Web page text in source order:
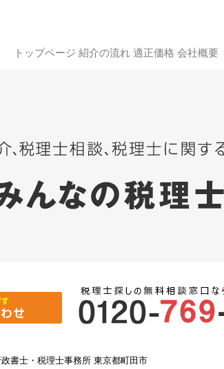
トップページ 紹介の流れ 適正価格 会社概要
書士・税理士事務所 東京都町田市